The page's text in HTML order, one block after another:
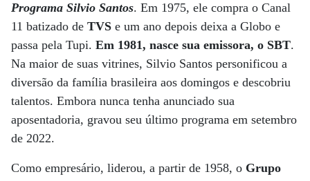
Programa Silvio Santos. Em 1975, ele compra o Canal
11 batizado de TVS e um ano depois deixa a Globo e
passa pela Tupi. Em 1981, nasce sua emissora, o SBT.
Na maior de suas vitrines, Silvio Santos personificou a
diversão da família brasileira aos domingos e descobriu
talentos. Embora nunca tenha anunciado sua
aposentadoria, gravou seu último programa em setembro
de 2022.
Como empresário, liderou, a partir de 1958, o Grupo